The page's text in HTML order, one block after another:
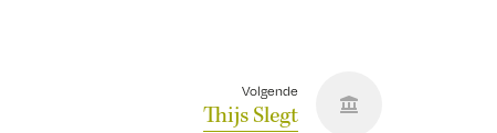
Volgende
Thijs Slegt